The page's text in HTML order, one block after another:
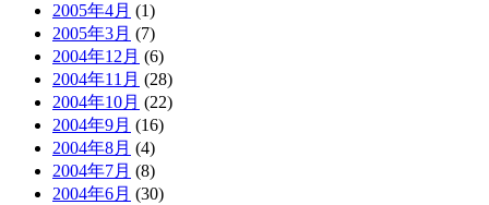
2005年4月 (1)
2005年3月 (7)
2004年12月 (6)
2004年11月 (28)
2004年10月 (22)
2004年9月 (16)
2004年8月 (4)
2004年7月 (8)
2004年6月 (30)